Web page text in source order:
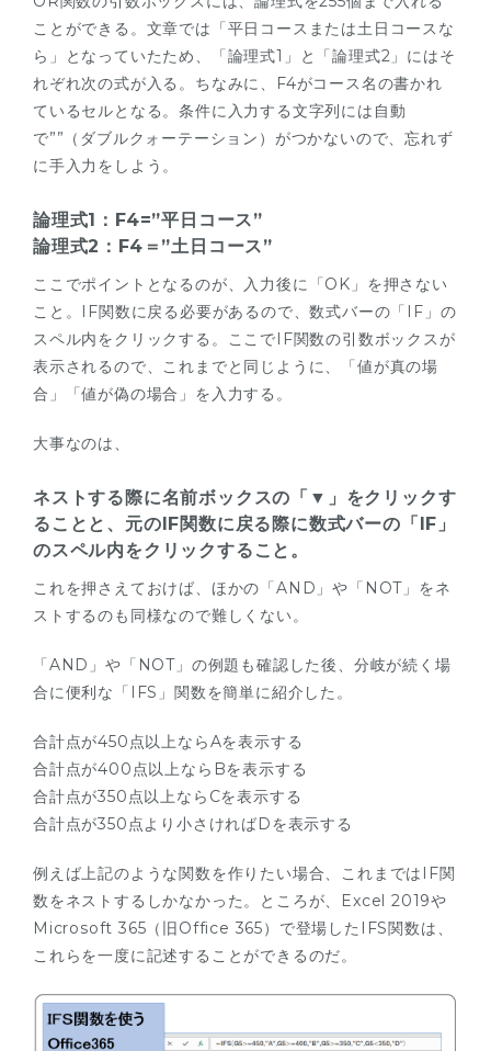
ことができる。文章では「平日コースまたは土日コースな
ら」となっていたため、「論理式1」と「論理式2」にはそ
れぞれ次の式が入る。ちなみに、F4がコース名の書かれ
ているセルとなる。条件に入力する文字列には自動
で””（ダブルクォーテーション）がつかないので、忘れず
に手入力をしよう。
論理式1：F4=”平日コース”
論理式2：F4＝”土日コース”
ここでポイントとなるのが、入力後に「OK」を押さない
こと。IF関数に戻る必要があるので、数式バーの「IF」の
スペル内をクリックする。ここでIF関数の引数ボックスが
表示されるので、これまでと同じように、「値が真の場
合」「値が偽の場合」を入力する。
大事なのは、
ネストする際に名前ボックスの「▼」をクリックす
ることと、元のIF関数に戻る際に数式バーの「IF」
のスペル内をクリックすること。
これを押さえておけば、ほかの「AND」や「NOT」をネ
ストするのも同様なので難しくない。
「AND」や「NOT」の例題も確認した後、分岐が続く場
合に便利な「IFS」関数を簡単に紹介した。
合計点が450点以上ならAを表示する
合計点が400点以上ならBを表示する
合計点が350点以上ならCを表示する
合計点が350点より小さければDを表示する
例えば上記のような関数を作りたい場合、これまではIF関
数をネストするしかなかった。ところが、Excel 2019や
Microsoft 365（旧Office 365）で登場したIFS関数は、
これらを一度に記述することができるのだ。